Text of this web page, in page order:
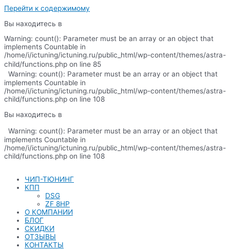
Перейти к содержимому
Вы находитесь в
Warning: count(): Parameter must be an array or an object that
implements Countable in
/home/i/ictuning/ictuning.ru/public_html/wp-content/themes/astra-
child/functions.php on line 85
Warning: count(): Parameter must be an array or an object that
implements Countable in
/home/i/ictuning/ictuning.ru/public_html/wp-content/themes/astra-
child/functions.php on line 108
Вы находитесь в
Warning: count(): Parameter must be an array or an object that
implements Countable in
/home/i/ictuning/ictuning.ru/public_html/wp-content/themes/astra-
child/functions.php on line 108
ЧИП-ТЮНИНГ
КПП
DSG
ZF 8HP
О КОМПАНИИ
БЛОГ
СКИДКИ
ОТЗЫВЫ
КОНТАКТЫ